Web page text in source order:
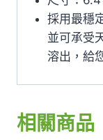
採用最穩
並可承受
溶出，給
相關商品